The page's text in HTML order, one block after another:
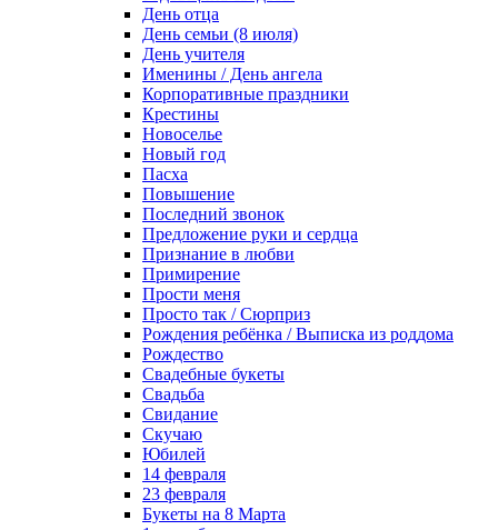
День отца
День семьи (8 июля)
День учителя
Именины / День ангела
Корпоративные праздники
Крестины
Новоселье
Новый год
Пасха
Повышение
Последний звонок
Предложение руки и сердца
Признание в любви
Примирение
Прости меня
Просто так / Сюрприз
Рождения ребёнка / Выписка из роддома
Рождество
Свадебные букеты
Свадьба
Свидание
Скучаю
Юбилей
14 февраля
23 февраля
Букеты на 8 Марта